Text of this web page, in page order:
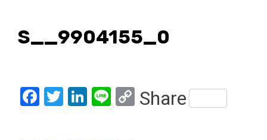
S__9904155_0
Facebook
Twitter
LinkedIn
LineCopy
Share